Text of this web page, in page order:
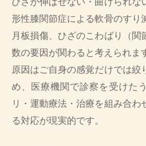
形性膝関節症による軟骨のすり
月板損傷、ひざのこわばり（関
数の要因が関わると考えられま
原因はご自身の感覚だけでは絞
め、医療機関で診察を受けた
リ・運動療法・治療を組み合わ
る対応が現実的です。